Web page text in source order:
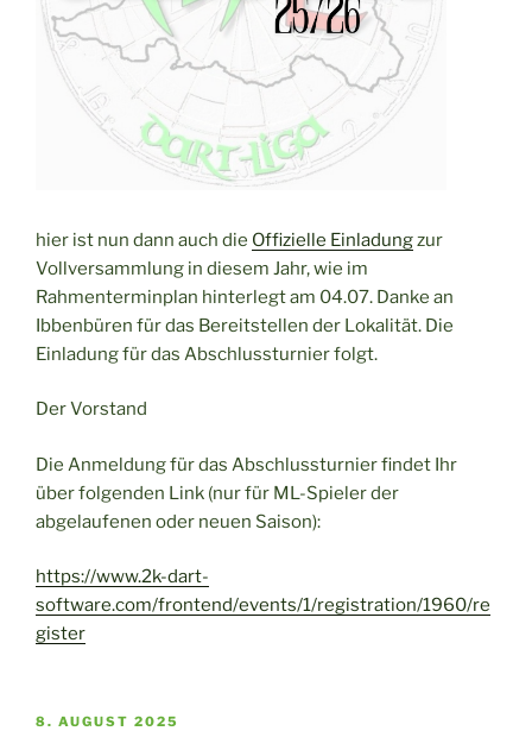
hier ist nun dann auch die Offizielle Einladungzur
Vollversammlung in diesem Jahr, wie im
Rahmenterminplan hinterlegt am 04.07. Danke an
Ibbenbüren für das Bereitstellen der Lokalität. Die
Einladung für das Abschlussturnier folgt.
Der Vorstand
Die Anmeldung für das Abschlussturnier findet Ihr
über folgenden Link (nur für ML-Spieler der
abgelaufenen oder neuen Saison):
https://www.2k-dart-
software.com/frontend/events/1/registration/1960/re
gister
VERÖFFENTLICHT
8. AUGUST 2025